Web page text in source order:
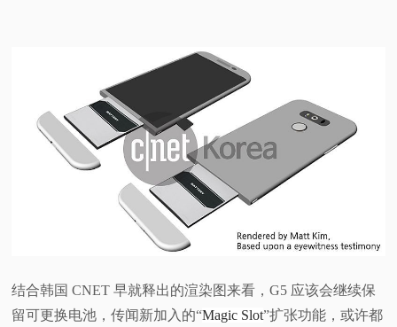
结合韩国 CNET 早就释出的渲染图来看，G5 应该会继续保
留可更换电池，传闻新加入的“Magic Slot”扩张功能，或许都